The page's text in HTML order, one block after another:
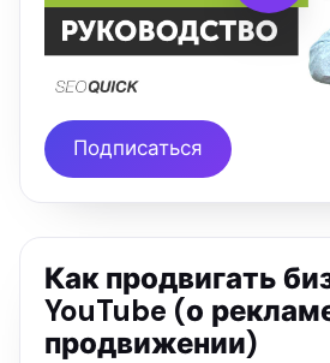
Подписаться
Как продвигать
YouTube (о
продвижении)